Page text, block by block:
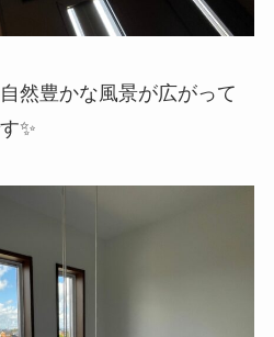
然豊かな風景が広がって
✨